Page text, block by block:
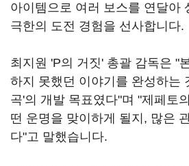
아이템으로 여러 보스를 연달아
극한의 도전 경험을 선사합니다.
최지원 'P의 거짓' 총괄 감독은 "
하지 못했던 이야기를 완성하는
곡'의 개발 목표였다"며 "제페토
떤 운명을 맞이하게 될지, 많은
다"고 말했습니다.